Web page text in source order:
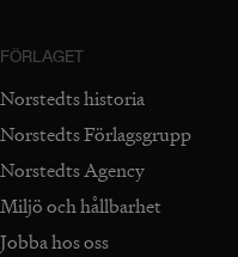
FÖRLAGET
Norstedts historia
Norstedts Förlagsgrupp
Norstedts Agency
Miljö och hållbarhet
Jobba hos oss